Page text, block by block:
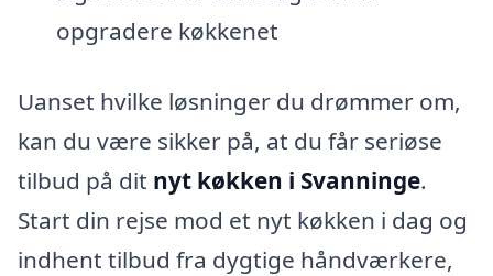
opgradere køkkenet
Uanset hvilke løsninger du drømmer om,
kan du være sikker på, at du får seriøse
tilbud på dit nyt køkken i Svanninge.
Start din rejse mod et nyt køkken i dag og
indhent tilbud fra dygtige håndværkere,